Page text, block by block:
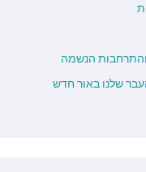
הנשמה
שלנו באור חדש